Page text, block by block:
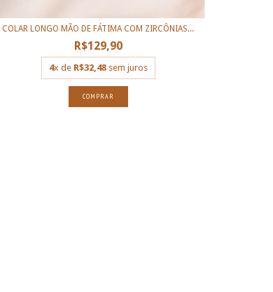
COLAR LONGO MÃO DE FÁTIMA COM ZIRCÔNIAS...
R$129,90
4x de R$32,48sem juros